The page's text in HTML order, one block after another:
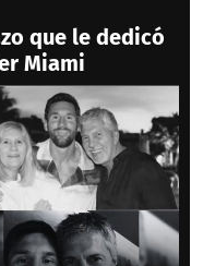
que le dedicó
Miami